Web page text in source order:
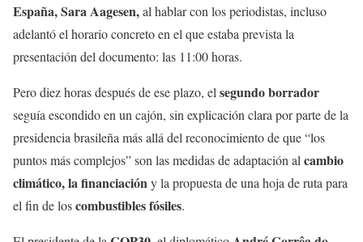
España, Sara Aagesen,al hablar con los periodistas, incluso
adelantó el horario concreto en el que estaba prevista la
presentación del documento: las 11:00 horas.
Pero diez horas después de ese plazo, el segundo borrador
seguía escondido en un cajón, sin explicación clara por parte de la
presidencia brasileña más allá del reconocimiento de que “los
puntos más complejos” son las medidas de adaptación al cambio
climático, la financiacióny la propuesta de una hoja de ruta para
el fin de loscombustibles fósiles.